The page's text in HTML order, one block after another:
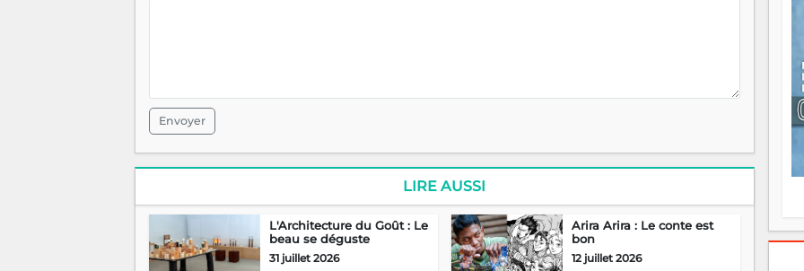
Envoyer
LIRE AUSSI
L'Architecture du Goût : Le
beau se déguste
31 juillet 2026
Arira Arira : Le conte est
bon
12 juillet 2026